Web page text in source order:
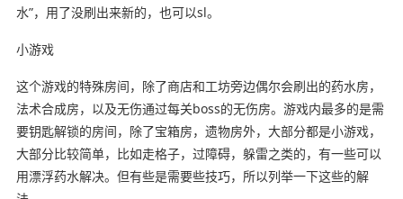
水”，用了没刷出来新的，也可以sl。
小游戏
这个游戏的特殊房间，除了商店和工坊旁边偶尔会刷出的药水房，
法术合成房，以及无伤通过每关boss的无伤房。游戏内最多的是需
要钥匙解锁的房间，除了宝箱房，遗物房外，大部分都是小游戏，
大部分比较简单，比如走格子，过障碍，躲雷之类的，有一些可以
用漂浮药水解决。但有些是需要些技巧，所以列举一下这些的解